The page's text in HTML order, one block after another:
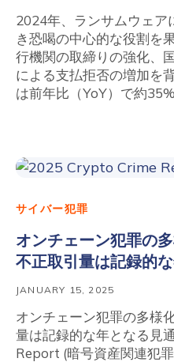
2024年、ランサムウェア
き恐喝の中心的な役割を
行機関の取締りの強化、
による支払拒否の増加を
は前年比（YoY）で約
サイバー犯罪
オンチェーン犯罪の
不正取引量は記録的
JANUARY 15, 2025
オンチェーン犯罪の多様
量は記録的な年となる見
Report (暗号資産関連犯